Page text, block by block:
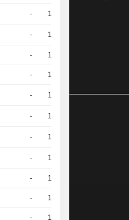
- 10
- 10
- 10
- 10
- 10 1,280EUR
- 10
- 10
- 10
- 10
- 10
- 10